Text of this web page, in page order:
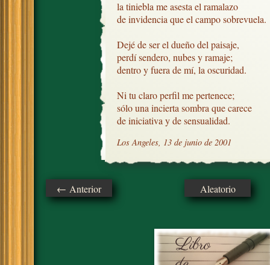
la tiniebla me asesta el ramalazo
de invidencia que el campo sobrevuela.
Dejé de ser el dueño del paisaje,
perdí sendero, nubes y ramaje;
dentro y fuera de mí, la oscuridad.
Ni tu claro perfil me pertenece;
sólo una incierta sombra que carece
de iniciativa y de sensualidad.
Los Angeles, 13 de junio de 2001
← Anterior Aleatorio